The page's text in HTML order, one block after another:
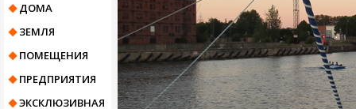
ДОМA
ЗЕМЛЯ
ПОМЕЩЕНИЯ
ПРЕДПРИЯТИЯ
ЭКСКЛЮЗИВНАЯ